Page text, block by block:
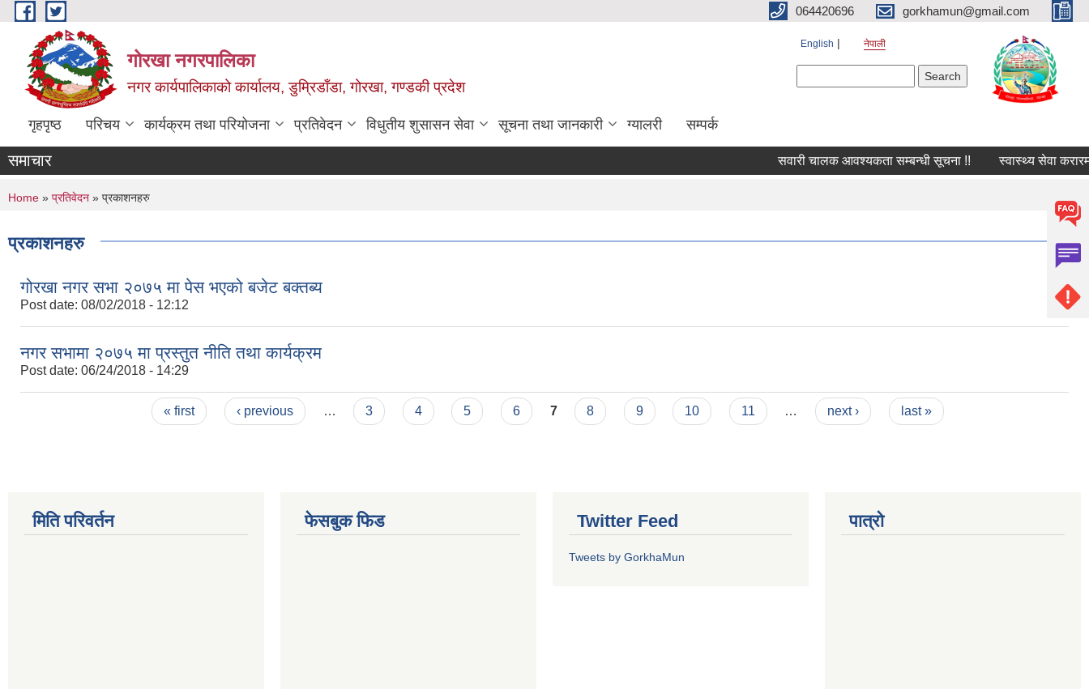
Skip to main content 064420696 gorkhamun@gmail.com
गोरखा नगरपालिका
नगर कार्यपालिकाको कार्यालय, डुम्रिडाँडा, गोरखा, गण्डकी प्रदेश
English नेपाली
गृहपृष्ठ परिचय कार्यक्रम तथा परियोजना प्रतिवेदन विधुतीय शुसासन सेवा सूचना तथा जानकारी ग्यालरी सम्पर्क
समाचार सवारी चालक आवश्यकता सम्बन्धी सूचना !! स्वास्थ्य सेवा
You are here
Home » प्रतिवेदन » प्रकाशनहरु
प्रकाशनहरु
गोरखा नगर सभा २०७५ मा पेस भएको बजेट बक्तब्य
Post date: 08/02/2018 - 12:12
नगर सभामा २०७५ मा प्रस्तुत नीति तथा कार्यक्रम
Post date: 06/24/2018 - 14:29
« first ‹ previous … 3 4 5 6 7 8 9 10 11 … next › last »
मिति परिवर्तन फेसबुक फिड Twitter Feed
Tweets by GorkhaMun
पात्रो